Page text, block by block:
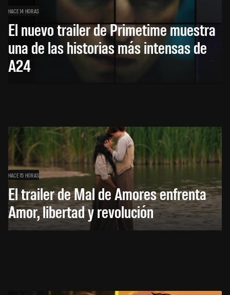
HACE 14 HORAS
El nuevo trailer de Primetime muestra
una de las historias más intensas de
A24
HACE 15 HORAS
El trailer de Mal de Amores enfrenta
Amor, libertad y revolución